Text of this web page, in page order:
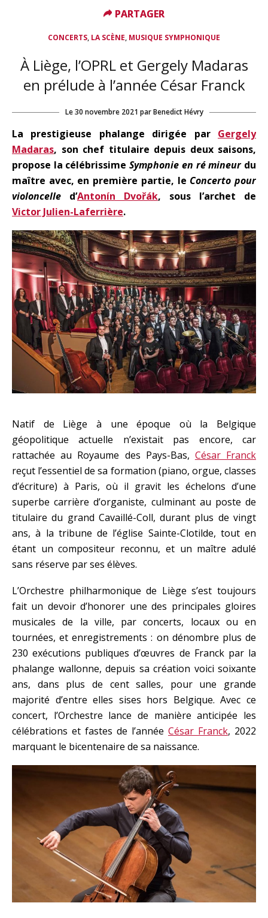
CONCERTS, LA SCÈNE, MUSIQUE SYMPHONIQUE
À Liège, l’OPRL et Gergely Madaras
en prélude à l’année César Franck
Le30 novembre 2021 par Benedict Hévry
La prestigieuse phalange dirigée par Gergely
Madaras, son chef titulaire depuis deux saisons,
propose la célébrissimeSymphonie en ré mineurdu
maître avec, en première partie, le Concerto pour
violoncelle d’Antonín Dvořák, sous l’archet
de
Victor Julien-Laferrière.
Natif de Liège à une époque où la Belgique
géopolitique actuelle n’existait pas encore, car
rattachée au Royaume des Pays-Bas, César Franck
reçut l’essentiel de sa formation (piano, orgue, classes
d’écriture) à Paris, où il gravit les échelons d’une
superbe carrière d’organiste, culminant au poste de
titulaire du grand Cavaillé-Coll, durant plus de vingt
ans, à la tribune de l’église Sainte-Clotilde, tout en
étant un compositeur reconnu, et un maître adulé
sans réserve par ses élèves.
L’Orchestre philharmonique de Liège s’est toujours
fait un devoir d’honorer une des principales gloires
musicales de la ville, par concerts, locaux ou en
tournées, et enregistrements : on dénombre plus de
230 exécutions publiques d’œuvres de Franck par la
phalange wallonne, depuis sa création voici soixante
ans, dans plus de cent salles, pour une grande
majorité d’entre elles sises hors Belgique. Avec ce
concert, l’Orchestre lance de manière anticipée les
célébrations et fastes de l’année César Franck, 2022
marquant le bicentenaire de sa naissance.
PARTAGER
PARTAGER